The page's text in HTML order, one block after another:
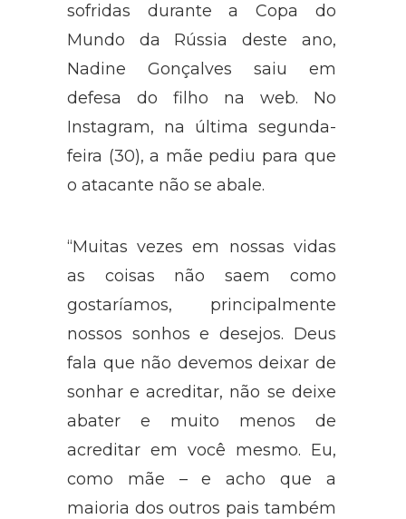
sofridas durante a Copa do
Mundo da Rússia deste ano,
Nadine Gonçalves saiu em
defesa do filho na web. No
Instagram, na última segunda-
feira (30), a mãe pediu para que
o atacante não se abale.
“Muitas vezes em nossas vidas
as coisas não saem como
gostaríamos, principalmente
nossos sonhos e desejos. Deus
fala que não devemos deixar de
sonhar e acreditar, não se deixe
abater e muito menos de
acreditar em você mesmo. Eu,
como mãe – e acho que a
maioria dos outros pais também